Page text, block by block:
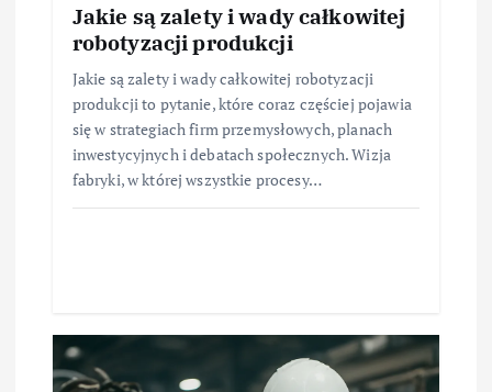
Jakie są zalety i wady całkowitej
robotyzacji produkcji
Jakie są zalety i wady całkowitej robotyzacji
produkcji to pytanie, które coraz częściej pojawia
się w strategiach firm przemysłowych, planach
inwestycyjnych i debatach społecznych. Wizja
fabryki, w której wszystkie procesy…